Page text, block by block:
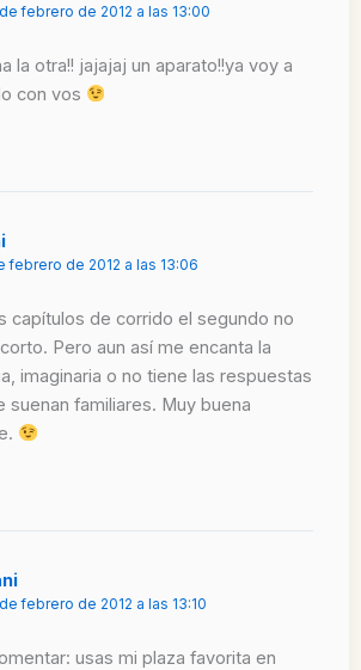
febrero de 2012 a las 13:00
la otra!! jajajaj un aparato!!ya voy a
con vos
febrero de 2012 a las 13:06
capítulos de corrido el segundo no
Pero aun así me encanta la
imaginaria o no tiene las respuestas
suenan familiares. Muy buena
febrero de 2012 a las 13:10
usas mi plaza favorita en